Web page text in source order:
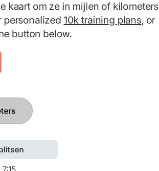
kaart om ze in mijlen of kilometers
personalized 10k training plans, or
button below.
7:15